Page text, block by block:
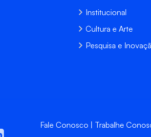
Institucional
Cultura e Arte
Pesquisa e
Fale Conosco Trabalhe